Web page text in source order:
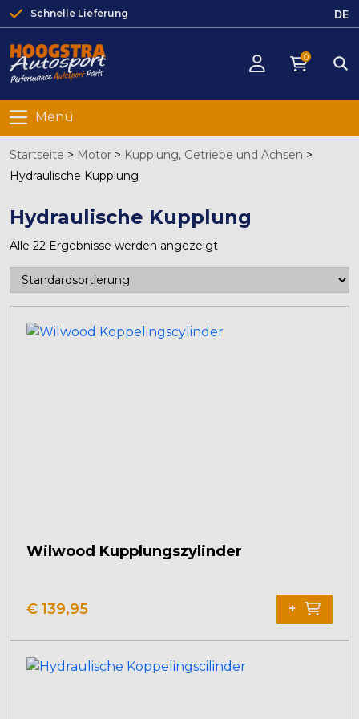
Schnelle Lieferung DE
0
Menü
Startseite > Motor > Kupplung, Getriebe und Achsen >
Hydraulische Kupplung
Hydraulische Kupplung
Alle 22 Ergebnisse werden angezeigt
Wilwood Kupplungszylinder
€ 139,95 +